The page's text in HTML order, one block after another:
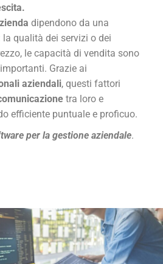
dipendono da una
qualità dei servizi o dei
le capacità di vendita sono
Grazie ai
aziendali, questi fattori
tra loro e
efficiente puntuale e proficuo.
per la gestione aziendale.